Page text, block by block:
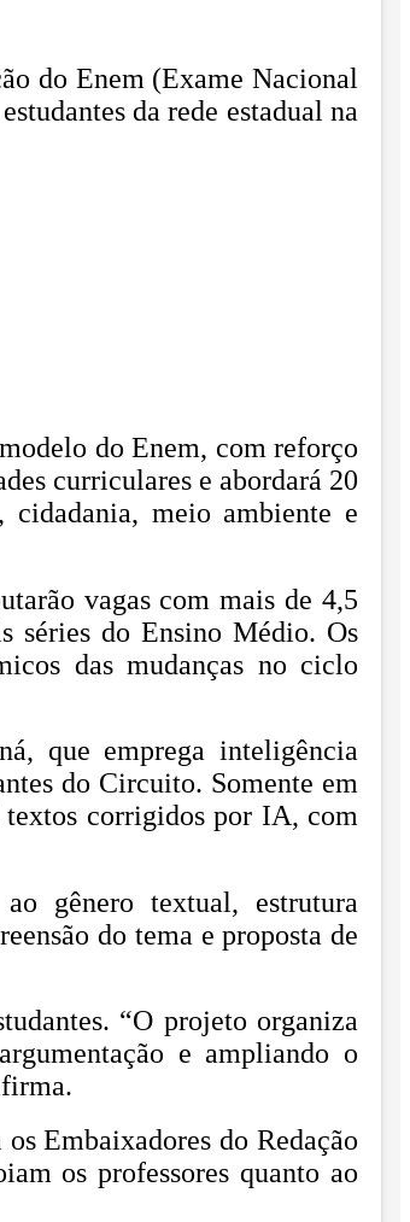
do Enem (Exame Nacional
da rede estadual na
do Enem, com reforço
curriculares e abordará 20
cidadania, meio ambiente e
vagas com mais de 4,5
séries do Ensino Médio. Os
das mudanças no ciclo
que emprega inteligência
do Circuito. Somente em
textos corrigidos por IA, com
gênero textual, estrutura
do tema e proposta de
“O projeto organiza
e ampliando o
Embaixadores do Redação
os professores quanto ao